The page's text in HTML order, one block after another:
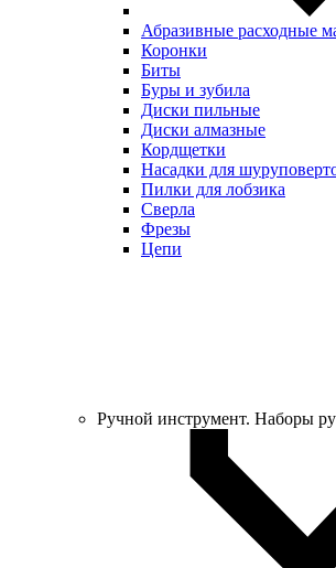
Абразивные расходные
Коронки
Биты
Буры и зубила
Диски пильные
Диски алмазные
Кордщетки
Насадки для
Пилки для лобзика
Сверла
Фрезы
Цепи
Ручной инструмент. Наборы